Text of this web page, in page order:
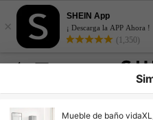
×
SHEIN App
¡ Descarga la APP Ahora !
(1,350)
Mueble de baño